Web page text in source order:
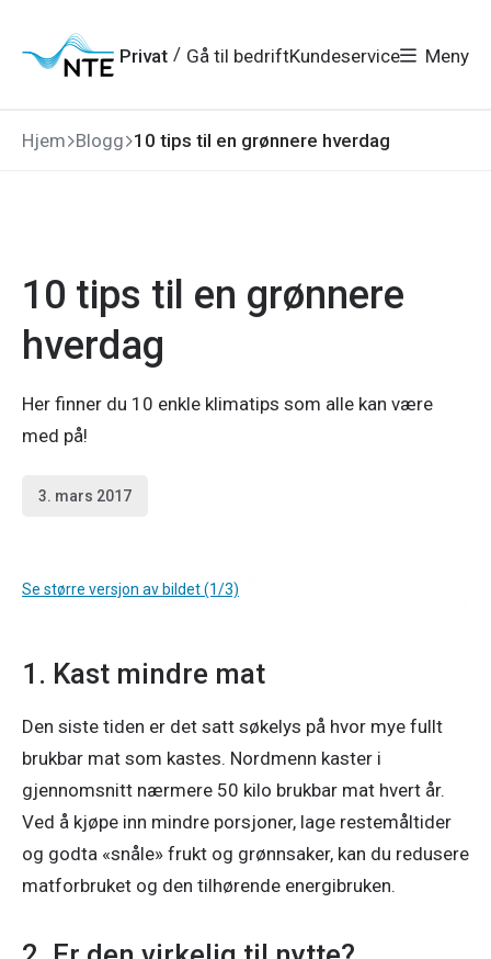
hovedmeny
søk
hovedinnhold
bunnområde
Privat / Gå til bedriftKundeservice Meny
Hjem Blogg 10 tips til en grønnere hverdag
10 tips til en grønnere
hverdag
Her finner du 10 enkle klimatips som alle kan være
med på!
3. mars 2017
Se større versjon av bildet (1/3)
1. Kast mindre mat
Den siste tiden er det satt søkelys på hvor mye fullt
brukbar mat som kastes. Nordmenn kaster i
gjennomsnitt nærmere 50 kilo brukbar mat hvert år.
Ved å kjøpe inn mindre porsjoner, lage restemåltider
og godta «snåle» frukt og grønnsaker, kan du redusere
matforbruket og den tilhørende energibruken.